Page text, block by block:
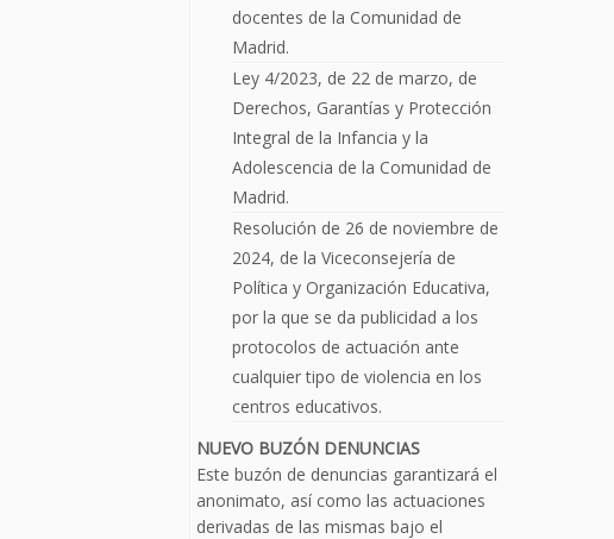
docentes de la Comunidad de
Madrid.
Ley 4/2023, de 22 de marzo, de
Derechos, Garantías y Protección
Integral de la Infancia y la
Adolescencia de la Comunidad de
Madrid.
Resolución de 26 de noviembre de
2024, de la Viceconsejería de
Política y Organización Educativa,
por la que se da publicidad a los
protocolos de actuación ante
cualquier tipo de violencia en los
centros educativos.
NUEVO BUZÓN DENUNCIAS
Este buzón de denuncias garantizará el
anonimato, así como las actuaciones
derivadas de las mismas bajo el